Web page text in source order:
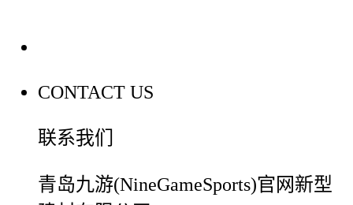
CONTACT US
联系我们
青岛九游(NineGameSports)官网新型